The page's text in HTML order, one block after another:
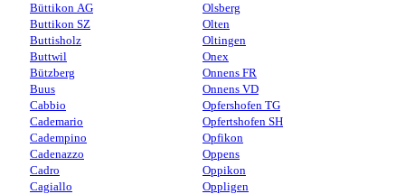
Büttikon AG
Buttikon SZ
Buttisholz
Buttwil
Bützberg
Buus
Cabbio
Cademario
Cadempino
Cadenazzo
Cadro
Cagiallo
Olsberg
Olten
Oltingen
Onex
Onnens FR
Onnens VD
Opfershofen TG
Opfertshofen SH
Opfikon
Oppens
Oppikon
Oppligen